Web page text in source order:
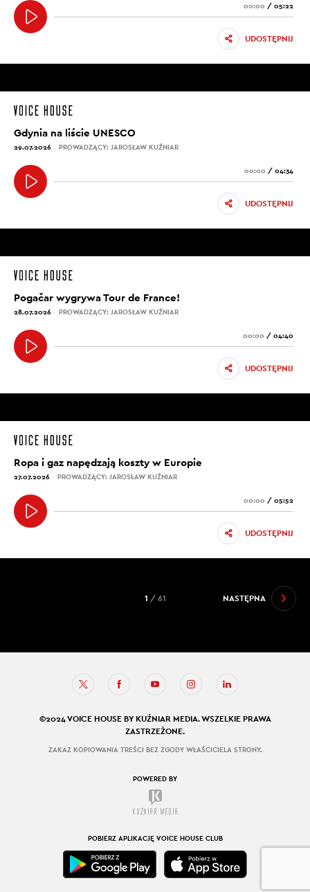
00:00 / 05:22
UDOSTĘPNIJ
Gdynia na liście UNESCO
29.07.2026 PROWADZĄCY: JAROSŁAW KUŹNIAR
00:00 / 04:34
UDOSTĘPNIJ
Pogačar wygrywa Tour de France!
28.07.2026 PROWADZĄCY: JAROSŁAW KUŹNIAR
00:00 / 04:40
UDOSTĘPNIJ
Ropa i gaz napędzają koszty w Europie
27.07.2026 PROWADZĄCY: JAROSŁAW KUŹNIAR
00:00 / 05:52
UDOSTĘPNIJ
NASTĘPNA
1 / 61
©2024 VOICE HOUSE BY KUŹNIAR MEDIA. WSZELKIE PRAWA
ZASTRZEŻONE.
ZAKAZ KOPIOWANIA TREŚCI BEZ ZGODY WŁAŚCICIELA STRONY.
POWERED BY
POBIERZ APLIKACJĘ VOICE HOUSE CLUB